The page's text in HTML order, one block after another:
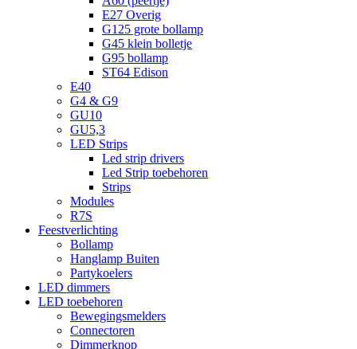
E27 Overig
G125 grote bollamp
G45 klein bolletje
G95 bollamp
ST64 Edison
E40
G4 & G9
GU10
GU5,3
LED Strips
Led strip drivers
Led Strip toebehoren
Strips
Modules
R7S
Feestverlichting
Bollamp
Hanglamp Buiten
Partykoelers
LED dimmers
LED toebehoren
Bewegingsmelders
Connectoren
Dimmerknop